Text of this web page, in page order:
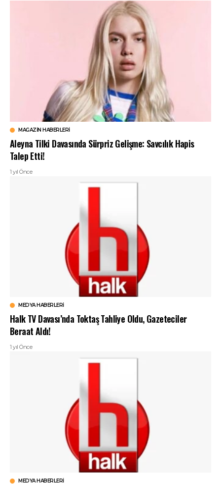
MAGAZIN HABERLERI
Aleyna Tilki Davasında Sürpriz Gelişme: Savcılık Hapis
Talep Etti!
1 yıl Önce
MEDYA HABERLERI
Halk TV Davası’nda Toktaş Tahliye Oldu, Gazeteciler
Beraat Aldı!
1 yıl Önce
MEDYA HABERLERI